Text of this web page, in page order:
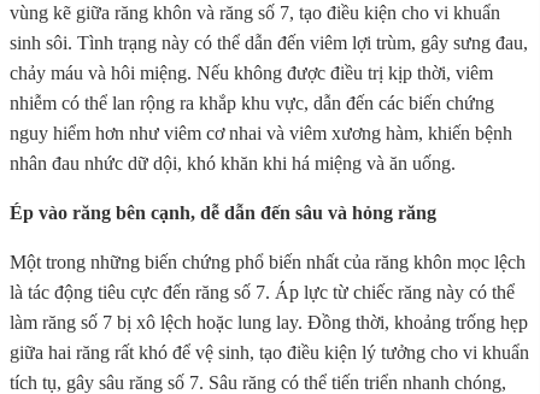
vùng kẽ giữa răng khôn và răng số 7, tạo điều kiện cho vi khuẩn
sinh sôi. Tình trạng này có thể dẫn đến viêm lợi trùm, gây sưng đau,
chảy máu và hôi miệng. Nếu không được điều trị kịp thời, viêm
nhiễm có thể lan rộng ra khắp khu vực, dẫn đến các biến chứng
nguy hiểm hơn như viêm cơ nhai và viêm xương hàm, khiến bệnh
nhân đau nhức dữ dội, khó khăn khi há miệng và ăn uống.
Ép vào răng bên cạnh, dễ dẫn đến sâu và hỏng răng
Một trong những biến chứng phổ biến nhất của răng khôn mọc lệch
là tác động tiêu cực đến răng số 7. Áp lực từ chiếc răng này có thể
làm răng số 7 bị xô lệch hoặc lung lay. Đồng thời, khoảng trống hẹp
giữa hai răng rất khó để vệ sinh, tạo điều kiện lý tưởng cho vi khuẩn
tích tụ, gây sâu răng số 7. Sâu răng có thể tiến triển nhanh chóng,